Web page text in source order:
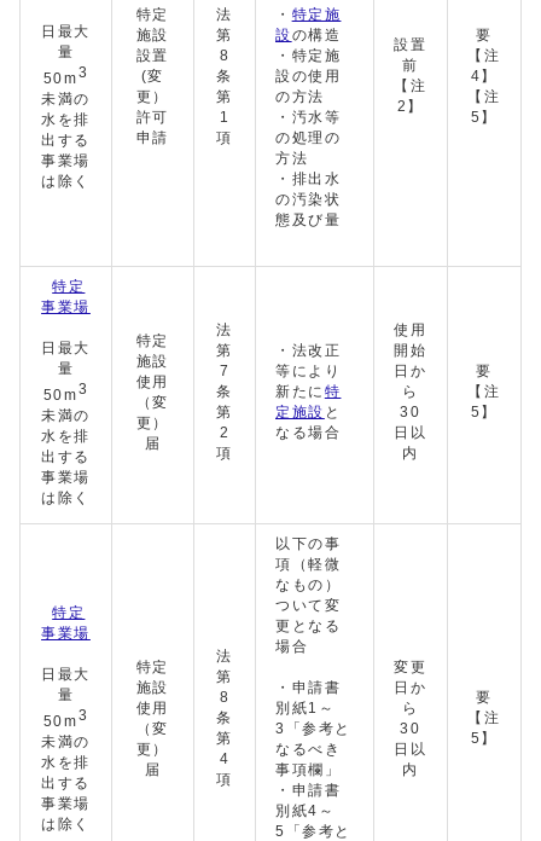
日最大
量
50m3
未満の
水を排
出する
事業場
は除く
特定
施設
設置
(変
更）
許可
申請
法
第
8
条
第
1
項
・ 特定施
設の構造
・特定施
設の使用
の方法
・汚水等
の処理の
方法
・排出水
の汚染状
態及び量
設置
前
【注
2】
要
【注
4】
【注
5】
特定
事業場
日最大
量
50m3
未満の
水を排
出する
事業場
は除く
特定
施設
使用
（変
更）
届
法
第
7
条
第
2
項
・法改正
等により
新たに 特
定施設 と
なる場合
使用
開始
日か
ら
30
日以
内
要
【注
5】
特定
事業場
日最大
量
50m3
未満の
水を排
出する
事業場
は除く
特定
施設
使用
（変
更）
届
法
第
8
条
第
4
項
以下の事
項（軽微
なもの）
ついて変
更となる
場合
・申請書
別紙1～
3「参考と
なるべき
事項欄」
・申請書
別紙4～
5「参考と
変更
日か
ら
30
日以
内
要
【注
5】